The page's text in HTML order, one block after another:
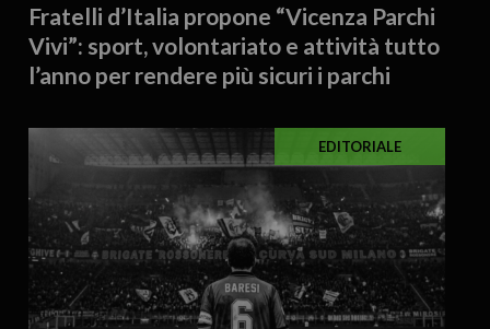
Fratelli d’Italia propone “Vicenza Parchi
Vivi”: sport, volontariato e attività tutto
l’anno per rendere più sicuri i parchi
EDITORIALE